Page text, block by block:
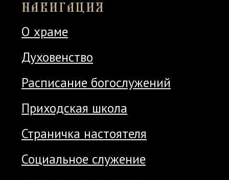
Cайт сделан c ♡ chelovek-solnca
Использованы иконки Tilda Publishing
Freepik